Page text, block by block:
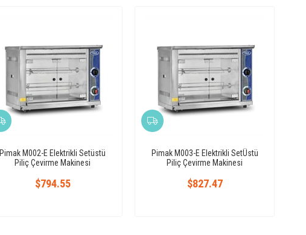
Pimak M002-E Elektrikli Setüstü
Piliç Çevirme Makinesi
$794.55
Pimak M003-E Elektrikli SetÜstü
Piliç Çevirme Makinesi
$827.47